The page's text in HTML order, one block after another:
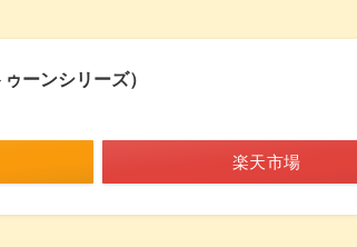
ーンシリーズ）
楽天市場